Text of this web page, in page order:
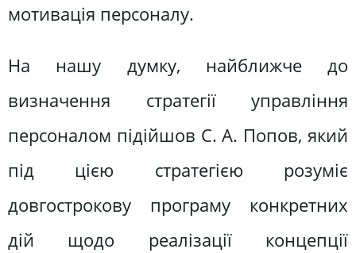
мотивація персоналу.
На нашу думку, найближче до
визначення стратегії управління
персоналом підійшов С. А. Попов, який
під цією стратегією розуміє
довгострокову програму конкретних
дій щодо реалізації концепції